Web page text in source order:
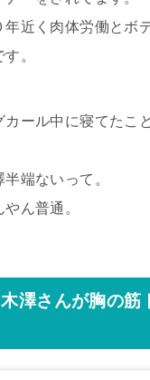
年近く肉体労働とボ
。
ール中に寝てたこ
端ないって。
ん普通。
澤さんが胸の筋